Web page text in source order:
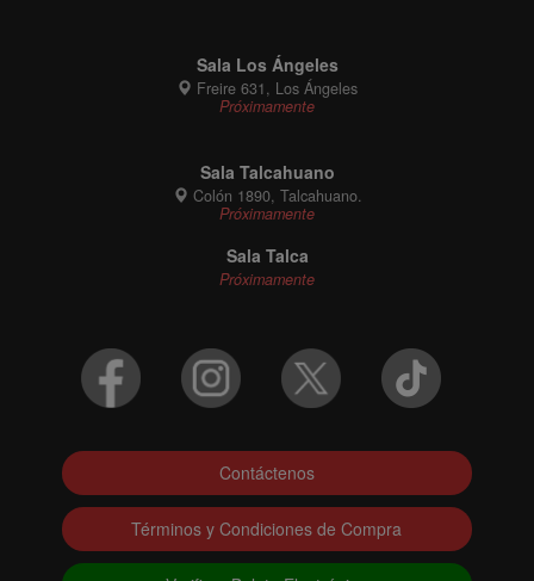
Sala Los Ángeles
Freire 631, Los Ángeles
Próximamente
Sala Talcahuano
Colón 1890, Talcahuano.
Próximamente
Sala Talca
Próximamente
Contáctenos
Términos y Condiciones de Compra